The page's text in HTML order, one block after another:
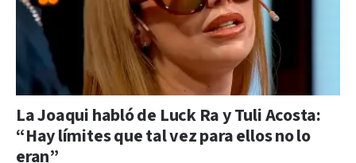
La Joaqui habló de Luck Ra y Tuli Acosta:
“Hay límites que tal vez para ellos no lo
eran”